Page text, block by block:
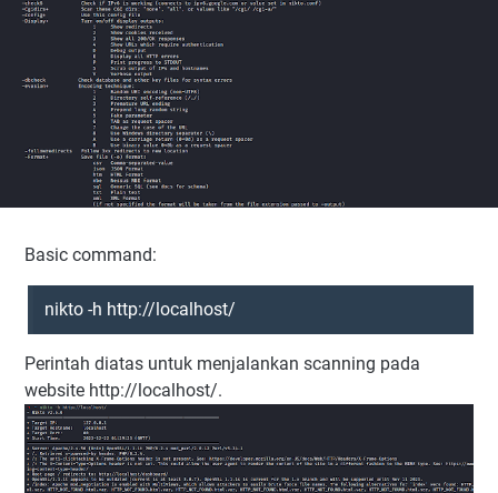
Basic command:
nikto -h http://localhost/
Perintah diatas untuk menjalankan scanning pada
website http://localhost/.